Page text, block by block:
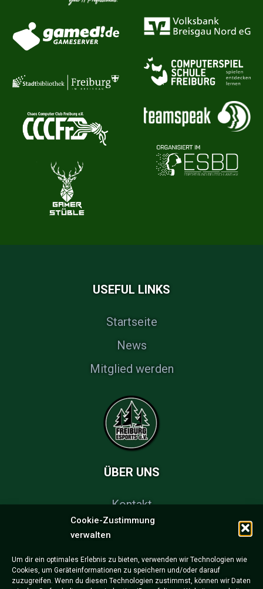
Cookie-Zustimmung
verwalten
Um dir ein optimales Erlebnis zu bieten, verwenden wir Technologien wie
Cookies, um Geräteinformationen zu speichern und/oder darauf
zuzugreifen. Wenn du diesen Technologien zustimmst, können wir Daten
USEFUL LINKS
Startseite
News
Mitglied werden
ÜBER UNS
Kontakt
FAQs
Impressum